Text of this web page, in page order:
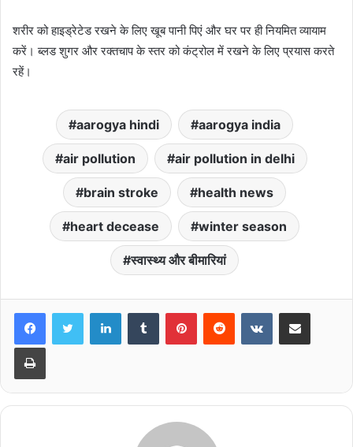
शरीर को हाइड्रेटेड रखने के लिए खूब पानी पिएं और घर पर ही नियमित व्यायाम
करें। ब्लड शुगर और रक्तचाप के स्तर को कंट्रोल में रखने के लिए प्रयास करते
रहें।
aarogya hindi aarogya india
air pollution air pollution in delhi
brain stroke health news
heart decease winter season
स्वास्थ्य और बीमारियां
LinkedInTumblr PinterestReddit VKontakteShare via Email
Print